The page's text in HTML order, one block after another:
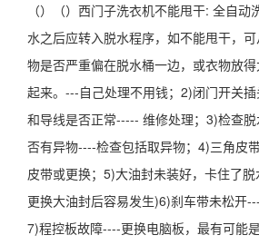
（）（）西门子洗衣机不能甩干: 全自
水之后应转入脱水程序，如不能甩干，
物是否严重偏在脱水桶一边，或衣物放
起来。---自己处理不用钱；2)闭门开关
和导线是否正常----- 维修处理；3)检查
否有异物----检查包括取异物；4)三角皮
皮带或更换；5)大油封未装好，卡住了
更换大油封后容易发生)6)刹车带未松开
7)程控板故障----更换电脑板，最有可能